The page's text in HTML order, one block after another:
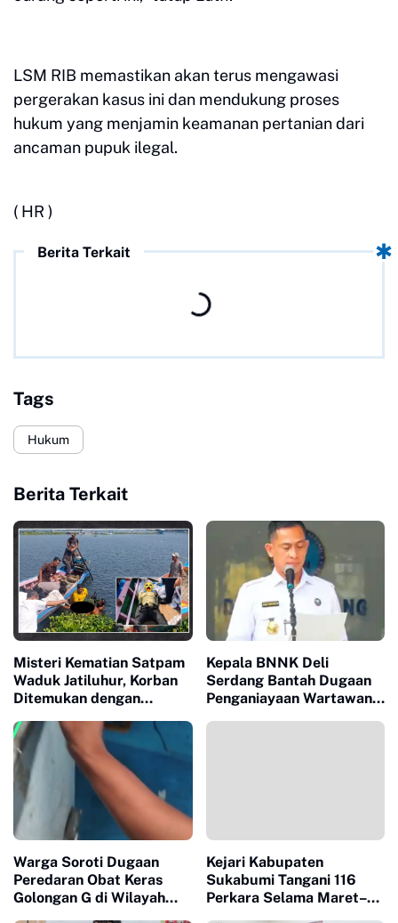
LSM RIB memastikan akan terus mengawasi
pergerakan kasus ini dan mendukung proses
hukum yang menjamin keamanan pertanian dari
ancaman pupuk ilegal.
( HR )
Berita Terkait
Tags
Hukum
Berita Terkait
Misteri Kematian Satpam
Waduk Jatiluhur, Korban
Ditemukan dengan
Danau
Kepala BNNK Deli
Serdang Bantah Dugaan
Penganiayaan Wartawan,
Warga Soroti Dugaan
Peredaran Obat Keras
Golongan G di Wilayah
Kejari Kabupaten
Sukabumi Tangani 116
Perkara Selama Maret–